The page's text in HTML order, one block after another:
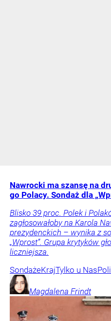
Nawrocki ma szansę na
go Polacy. Sondaż dla
Blisko 39 proc. Polek i
zagłosowałoby na Karola
prezydenckich – wynika z
„Wprost”. Grupa krytyków
liczniejsza.
SondażeKrajTylko u Nas
Magdalena Frindt